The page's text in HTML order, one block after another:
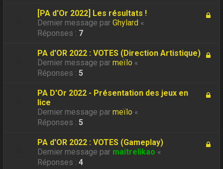
[PA d'Or 2022] Les résultats !
Dernier message parGhylard «
Réponses : 7
PA d'OR 2022 : VOTES (Direction Artistique)
Dernier message parmeïlo «
Réponses :5
PA D'Or 2022 - Présentation des jeux en
lice
Dernier message parmeïlo «
Réponses :5
PA d'OR 2022 : VOTES (Gameplay)
Dernier message par maitrelikao «
Réponses :4